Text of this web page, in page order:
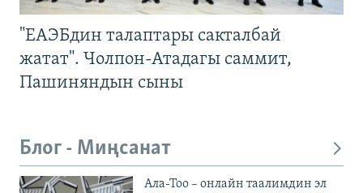
"ЕАЭБдин талаптары сакталбай
жатат". Чолпон-Атадагы саммит,
Пашиняндын сыны
Блог - Миңсанат
Ала-Тоо – онлайн таалимдин эл